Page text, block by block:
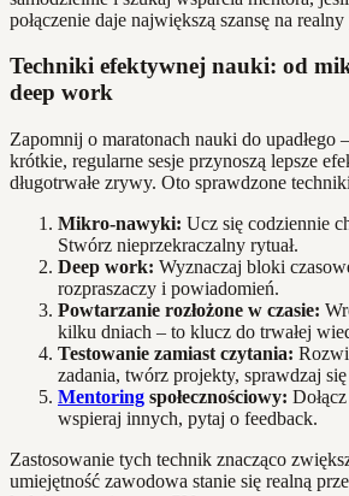
połączenie daje największą szansę na realny
Techniki efektywnej nauki: od
deep work
Zapomnij o maratonach nauki do upadłego
krótkie, regularne sesje przynoszą lepsze
długotrwałe zrywy. Oto sprawdzone
Mikro-nawyki: Ucz się codziennie
Stwórz nieprzekraczalny rytuał.
Deep work: Wyznaczaj bloki
rozpraszaczy i powiadomień.
Powtarzanie rozłożone w czasie:
kilku dniach – to klucz do trwałej
Testowanie zamiast czytania:
zadania, twórz projekty, sprawdzaj
Mentoring społecznościowy:
wspieraj innych, pytaj o feedback.
Zastosowanie tych technik znacząco
umiejętność zawodowa stanie się realną